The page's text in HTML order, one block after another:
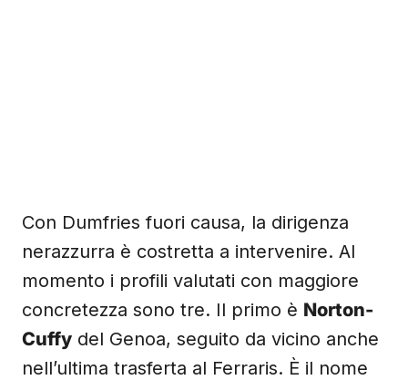
Con Dumfries fuori causa, la dirigenza
nerazzurra è costretta a intervenire. Al
momento i profili valutati con maggiore
concretezza sono tre. Il primo è Norton-
Cuffy del Genoa, seguito da vicino anche
nell’ultima trasferta al Ferraris. È il nome